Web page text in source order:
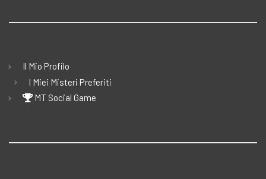
Il Mio Profilo
I Miei Misteri Preferiti
MT Social Game